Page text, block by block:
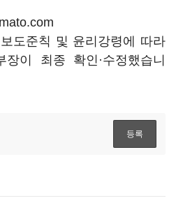
도준칙 및 윤리강령에 따라
장이 최종 확인·수정했습니